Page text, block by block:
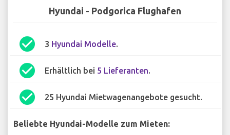
Hyundai - Podgorica Flughafen
check_circle 3 Hyundai Modelle.
check_circle Erhältlich bei 5 Lieferanten.
check_circle 25 Hyundai Mietwagenangebote gesucht.
Beliebte Hyundai-Modelle zum Mieten: